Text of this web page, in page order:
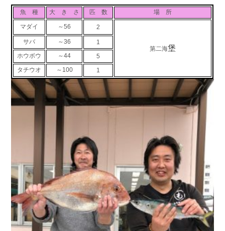
店舗情報
Shop Info.
公式ブログ
お問い合わせ 会社概要
採用情報
Recruit
リンク集
魚 種 大 き さ 匹 数 場 所
マダイ ～56 2
第二海堡
サバ ～36
1
ホウボウ
～44
5
タチウオ
～100 1